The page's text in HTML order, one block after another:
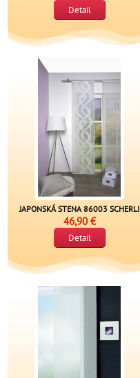
Detail
JAPONSKÁ STENA 86003 SCHERLI
46,90 €
Detail